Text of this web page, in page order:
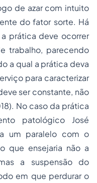
de azar com intuito
do fator sorte. Há
prática deve ocorrer
trabalho, parecendo
a qual a prática deva
para caracterizar
ser constante, não
No caso da prática
patológico José
um paralelo com o
que ensejaria não a
a suspensão do
em que perdurar o